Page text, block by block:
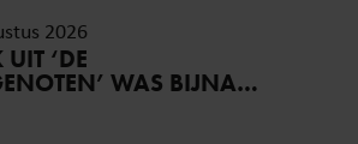
2026
‘DE
WAS BIJNA